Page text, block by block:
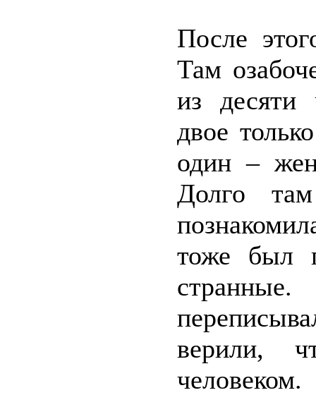
После
Там
из десяти
двое
один –
Долго
тоже был
верили,
человеком.